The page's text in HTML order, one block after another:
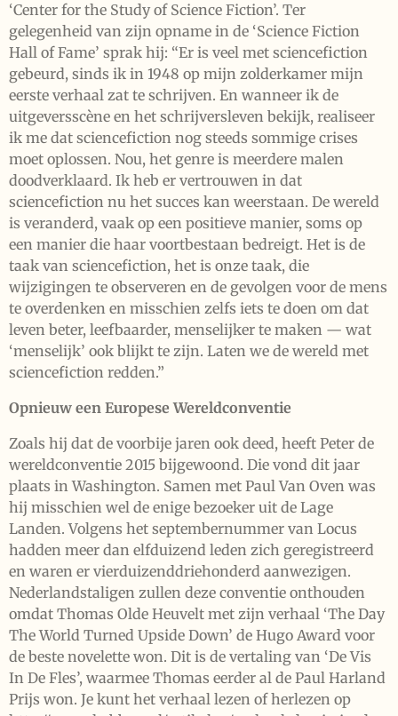
‘Center for the Study of Science Fiction’. Ter
gelegenheid van zijn opname in de ‘Science Fiction
Hall of Fame’ sprak hij: “Er is veel met sciencefiction
gebeurd, sinds ik in 1948 op mijn zolderkamer mijn
eerste verhaal zat te schrijven. En wanneer ik de
uitgeversscène en het schrijversleven bekijk, realiseer
ik me dat sciencefiction nog steeds sommige crises
moet oplossen. Nou, het genre is meerdere malen
doodverklaard. Ik heb er vertrouwen in dat
sciencefiction nu het succes kan weerstaan. De wereld
is veranderd, vaak op een positieve manier, soms op
een manier die haar voortbestaan bedreigt. Het is de
taak van sciencefiction, het is onze taak, die
wijzigingen te observeren en de gevolgen voor de mens
te overdenken en misschien zelfs iets te doen om dat
leven beter, leefbaarder, menselijker te maken — wat
‘menselijk’ ook blijkt te zijn. Laten we de wereld met
sciencefiction redden.”
Opnieuw een Europese Wereldconventie
Zoals hij dat de voorbije jaren ook deed, heeft Peter de
wereldconventie 2015 bijgewoond. Die vond dit jaar
plaats in Washington. Samen met Paul Van Oven was
hij misschien wel de enige bezoeker uit de Lage
Landen. Volgens het septembernummer van Locus
hadden meer dan elfduizend leden zich geregistreerd
en waren er vierduizenddriehonderd aanwezigen.
Nederlandstaligen zullen deze conventie onthouden
omdat Thomas Olde Heuvelt met zijn verhaal ‘The Day
The World Turned Upside Down’ de Hugo Award voor
de beste novelette won. Dit is de vertaling van ‘De Vis
In De Fles’, waarmee Thomas eerder al de Paul Harland
Prijs won. Je kunt het verhaal lezen of herlezen op